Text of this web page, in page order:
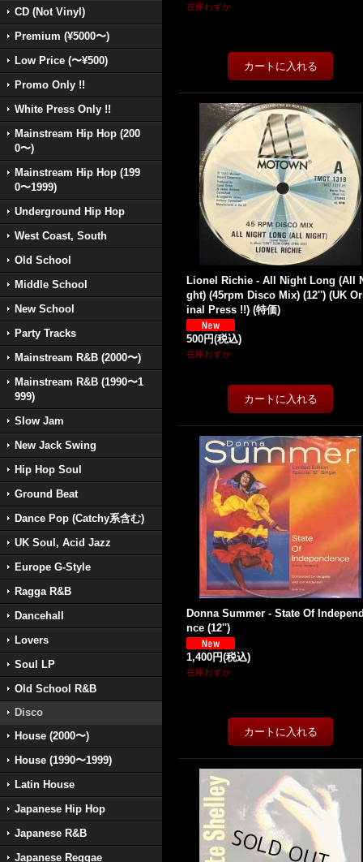
CD (Not Vinyl)
Premium (¥5000〜)
Low Price (〜¥500)
Promo Only !!
White Press Only !!
Mainstream Hip Hop (200
0〜)
Mainstream Hip Hop (199
0〜1999)
Underground Hip Hop
West Coast, South
Old School
Middle School
New School
Party Tracks
Mainstream R&B (2000〜)
Mainstream R&B (1990〜1
999)
Slow Jam
New Jack Swing
Hip Hop Soul
Ground Beat
Dance Pop (Catchy系含む)
UK Soul, Acid Jazz
Europe G-Style
Ragga R&B
Dancehall
Lovers
Soul LP
Old School R&B
Disco
House (2000〜)
House (1990〜1999)
Latin House
Japanese Hip Hop
Japanese R&B
Japanese Reggae
在庫わずか
Lionel Richie - All Night Long (All
ght) (45rpm Disco Mix) (12'') (UK
inal Press !!) (特価)
500円(税込)
在庫わずか
Donna Summer - State Of
nce (12'')
1,400円(税込)
在庫わずか